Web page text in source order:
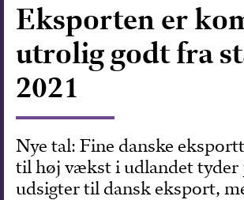
Forskning
Eksporten er
utrolig godt fra
2021
Nye tal: Fine danske
til høj vækst i udlandet tyder
udsigter til dansk eksport,